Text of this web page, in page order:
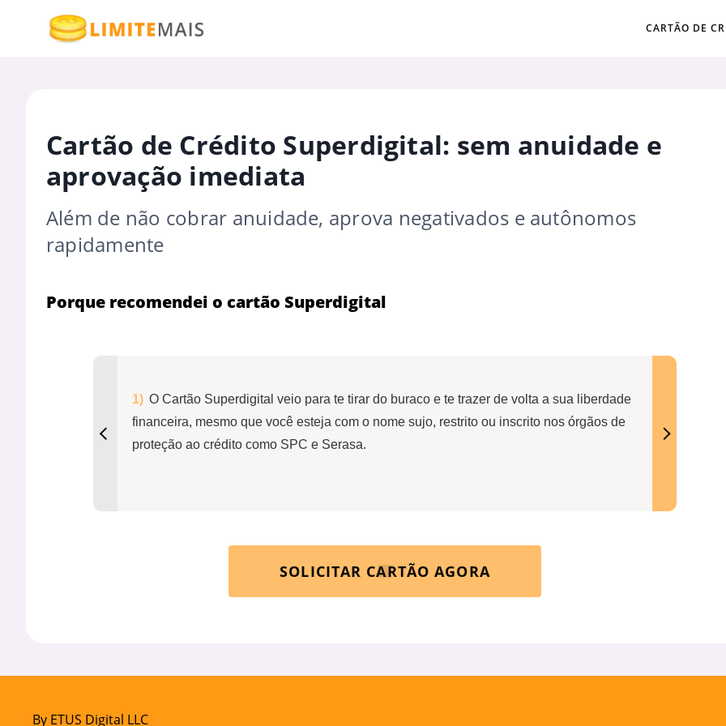
CARTÃO DE
Cartão de Crédito Superdigital: sem anuidade e
aprovação imediata
Além de não cobrar anuidade, aprova negativados e autônomos
rapidamente
Porque recomendei o cartão Superdigital
O Cartão Superdigital veio para te tirar do buraco e te trazer de volta a sua liberdade
financeira, mesmo que você esteja com o nome sujo, restrito ou inscrito nos órgãos de
proteção ao crédito como SPC e Serasa.
SOLICITAR CARTÃO AGORA
By ETUS Digital LLC